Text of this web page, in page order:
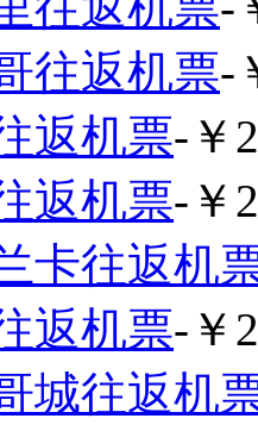
往返机票-
返机票-￥
返机票-￥
卡往返机
返机票-￥
城往返机